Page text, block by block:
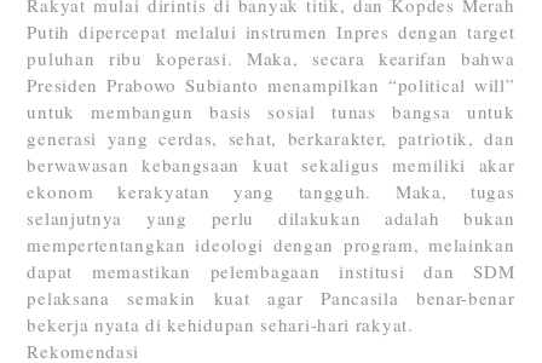
Putih dipercepat melalui instrumen Inpres dengan target
puluhan ribu koperasi. Maka, secara kearifan bahwa
Presiden Prabowo Subianto menampilkan “political will”
untuk membangun basis sosial tunas bangsa untuk
generasi yang cerdas, sehat, berkarakter, patriotik, dan
berwawasan kebangsaan kuat sekaligus memiliki akar
ekonom kerakyatan yang tangguh. Maka, tugas
selanjutnya yang perlu dilakukan adalah bukan
mempertentangkan ideologi dengan program, melainkan
dapat memastikan pelembagaan institusi dan SDM
pelaksana semakin kuat agar Pancasila benar-benar
bekerja nyata di kehidupan sehari-hari rakyat.
Rekomendasi